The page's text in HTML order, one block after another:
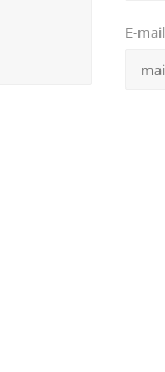
E-mail